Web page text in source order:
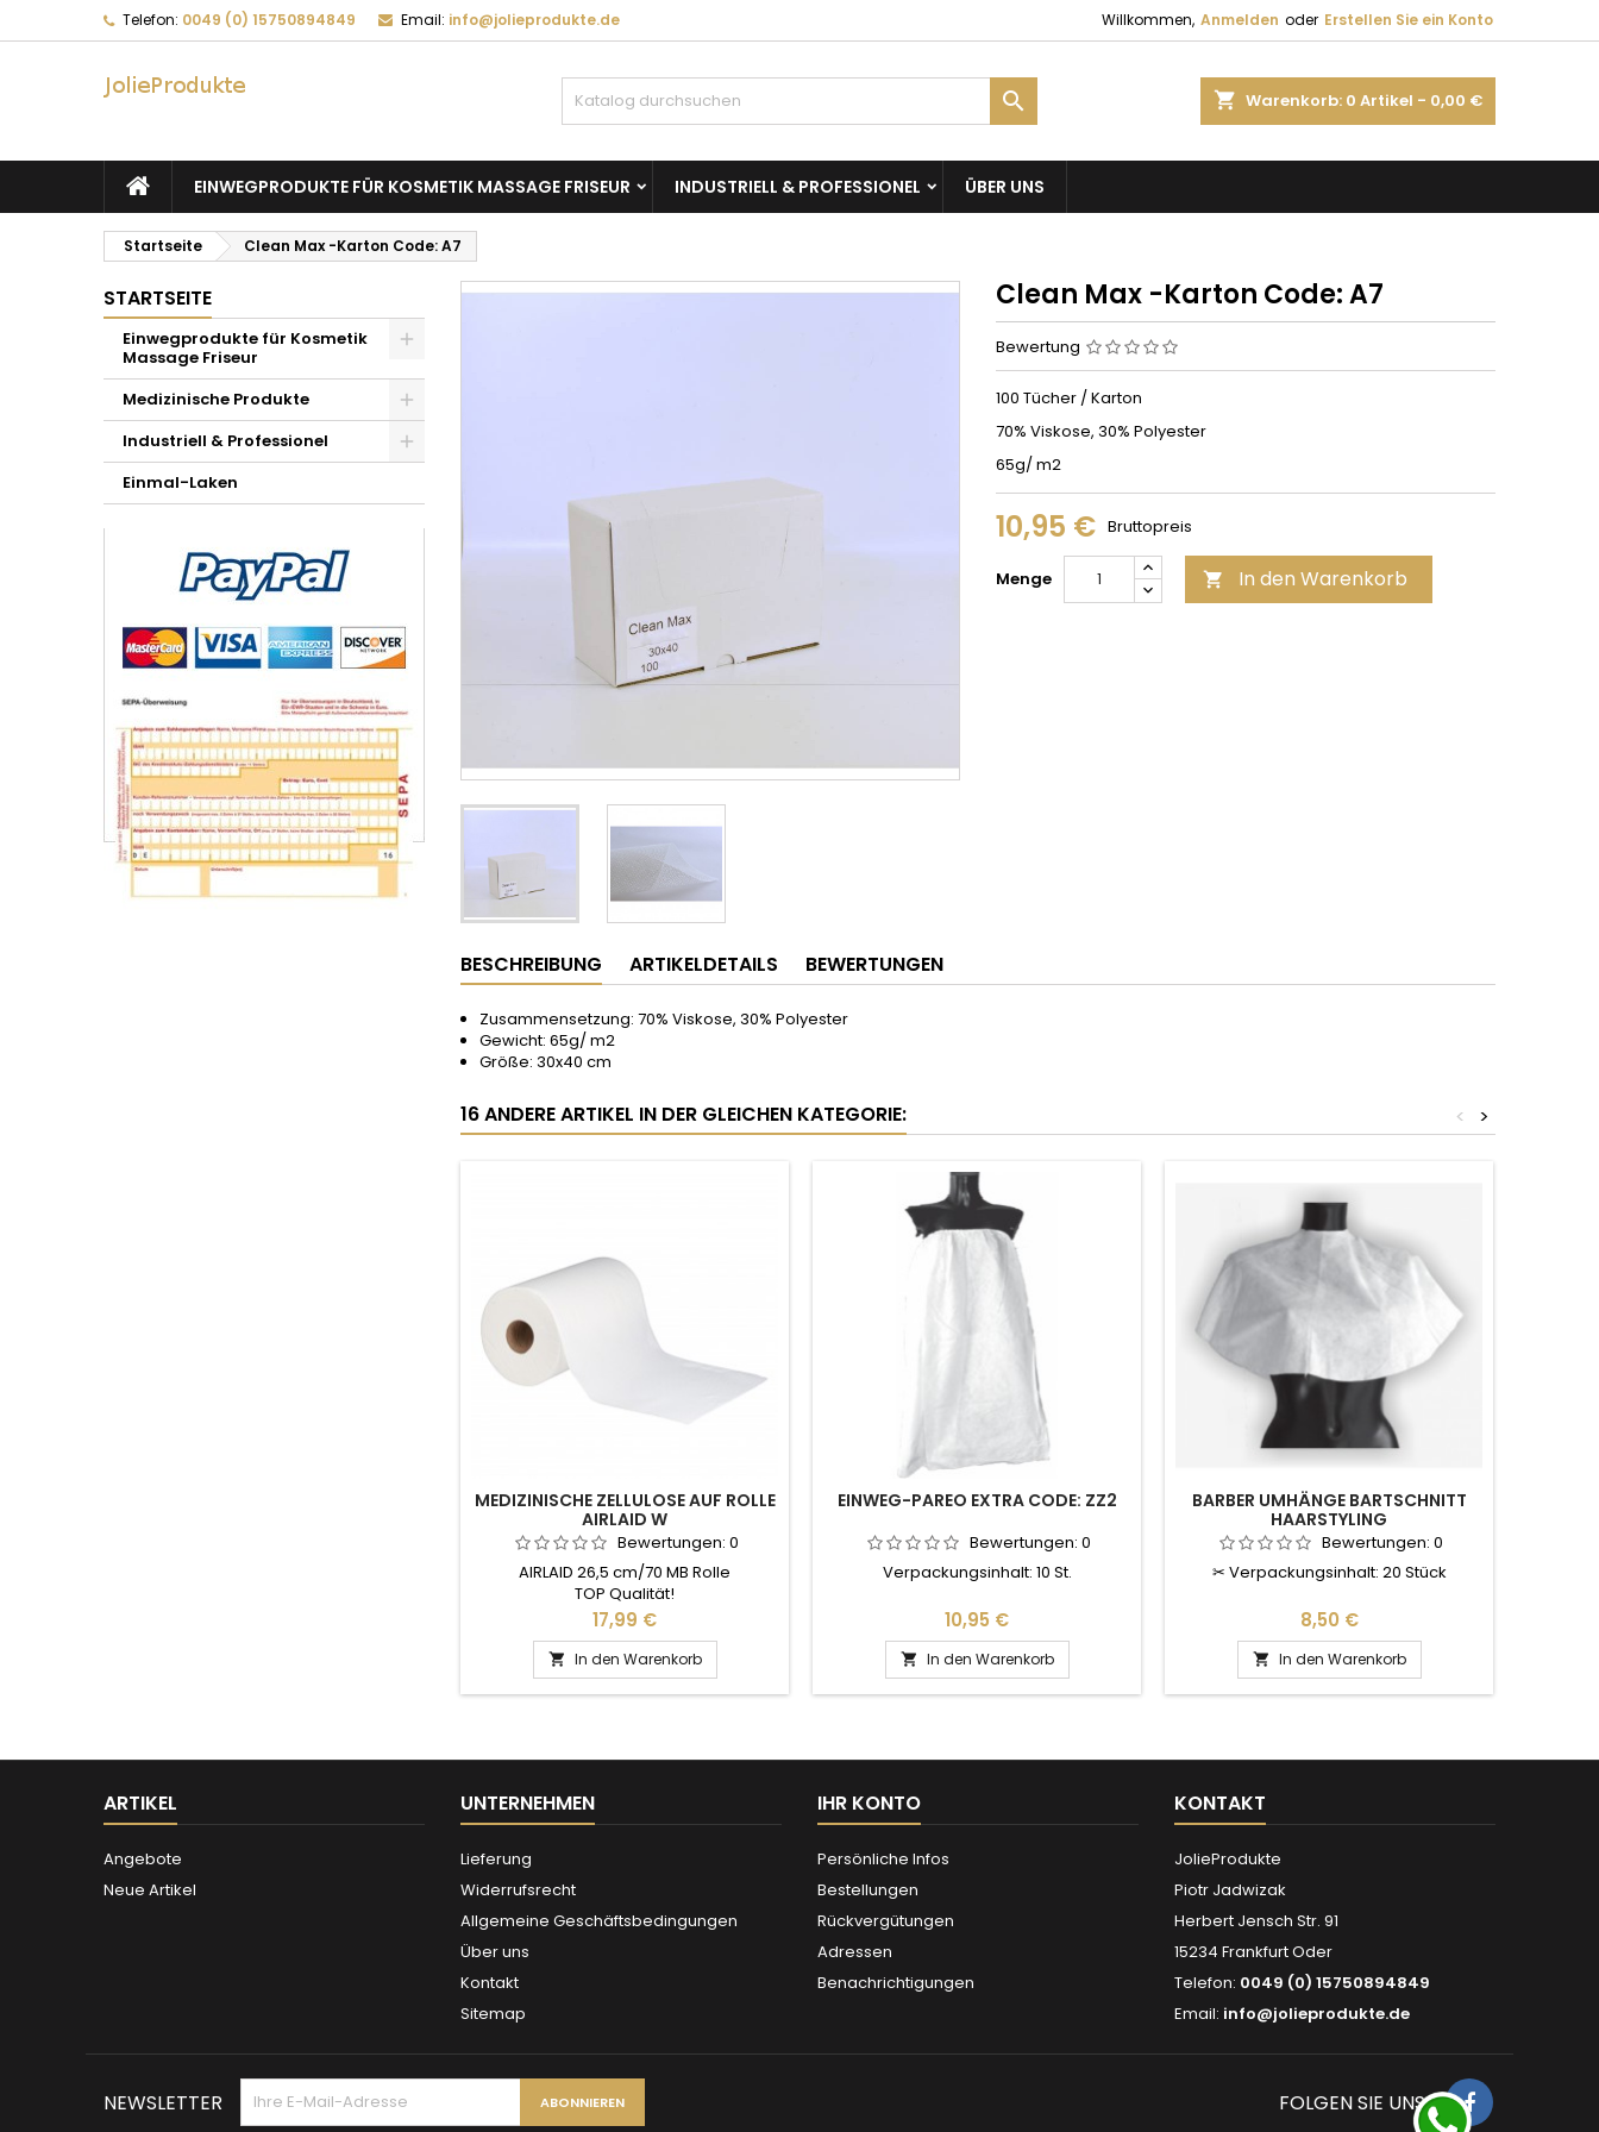
Telefon: 0049 (0) 15750894849 Email: info@jolieprodukte.de Willkommen, Anmelden oder Erstellen Sie ein Konto
shopping_cart Warenkorb: 0 Artikel - 0,00 €

EINWEGPRODUKTE FÜR KOSMETIK MASSAGE FRISEUR INDUSTRIELL & PROFESSIONEL ÜBER UNS
Startseite Clean Max -Karton Code: A7
STARTSEITE
Einwegprodukte für Kosmetik
Massage Friseur
Medizinische Produkte
Industriell & Professionel
Einmal-Laken
Clean Max -Karton Code: A7
Bewertung
100 Tücher / Karton
70% Viskose, 30% Polyester
65g/ m2
10,95 € Bruttopreis
Menge  In den Warenkorb
BESCHREIBUNG ARTIKELDETAILS BEWERTUNGEN
Zusammensetzung: 70% Viskose, 30% Polyester
Gewicht: 65g/ m2
Größe: 30x40 cm
16 ANDERE ARTIKEL IN DER GLEICHEN KATEGORIE: >
<
MEDIZINISCHE ZELLULOSE AUF ROLLE
AIRLAID W
Bewertungen: 0
AIRLAID 26,5 cm/70 MB Rolle
TOP Qualität!
Preis
17,99 €
 In den Warenkorb
EINWEG-PAREO EXTRA CODE: ZZ2
Bewertungen: 0
Verpackungsinhalt: 10 St.
Preis
10,95 €
 In den Warenkorb
BARBER UMHÄNGE BARTSCHNITT
HAARSTYLING
Bewertungen: 0
✂ Verpackungsinhalt: 20 Stück
Preis
8,50 €
 In den Warenkorb
ARTIKEL
Angebote
Neue Artikel
UNTERNEHMEN
Lieferung
Widerrufsrecht
Allgemeine Geschäftsbedingungen
Über uns
Kontakt
Sitemap
IHR KONTO
Persönliche Infos
Bestellungen
Rückvergütungen
Adressen
Benachrichtigungen
KONTAKT
JolieProdukte
Piotr Jadwizak
Herbert Jensch Str. 91
15234 Frankfurt Oder
Telefon: 0049 (0) 15750894849
Email: info@jolieprodukte.de
NEWSLETTER FOLGEN SIE UNS